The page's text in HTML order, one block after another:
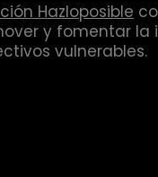
Hazloposible
y fomentar la
vulnerables.